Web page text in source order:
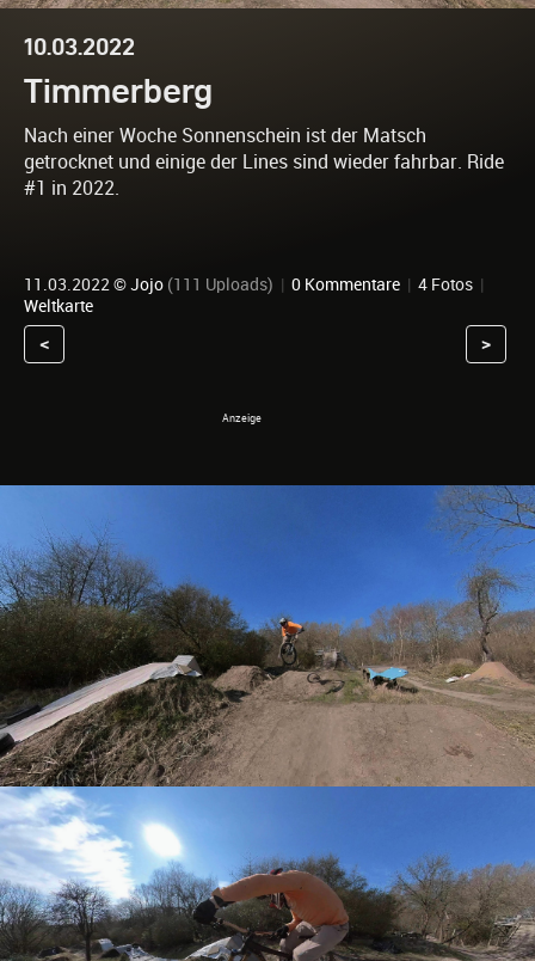
10.03.2022
Timmerberg
Nach einer Woche Sonnenschein ist der Matsch
getrocknet und einige der Lines sind wieder fahrbar. Ride
#1 in 2022.
11.03.2022 ©Jojo (111 Uploads) | 0 Kommentare | 4 Fotos |
Weltkarte
< >